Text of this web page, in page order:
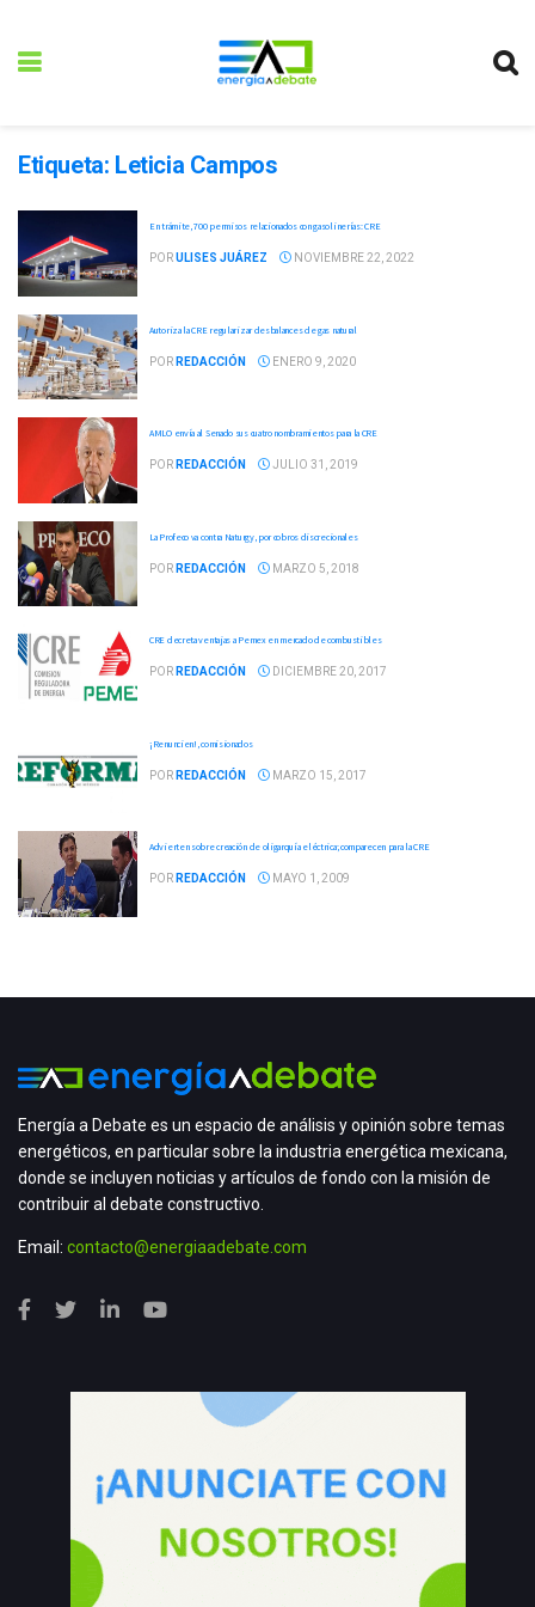
Etiqueta: Leticia Campos
En trámite, 700 permisos relacionados con gasolinerías: CRE
PORULISES JUÁREZ NOVIEMBRE 22, 2022
Autoriza la CRE regularizar desbalances de gas natural
POR REDACCIÓN ENERO 9, 2020
AMLO envía al Senado sus cuatro nombramientos para la CRE
POR REDACCIÓN JULIO 31, 2019
La Profeco va contra Naturgy, por cobros discrecionales
POR REDACCIÓN MARZO 5, 2018
CRE decreta ventajas a Pemex en mercado de combustibles
POR REDACCIÓN DICIEMBRE 20, 2017
¡Renuncien!, comisionados
POR REDACCIÓN MARZO 15, 2017
Advierten sobre creación de oligarquía eléctrica; comparecen para la CRE
POR REDACCIÓN MAYO 1, 2009
Energía a Debate es un espacio de análisis y opinión sobre temas
energéticos, en particular sobre la industria energética mexicana,
donde se incluyen noticias y artículos de fondo con la misión de
contribuir al debate constructivo.
Email: contacto@energiaadebate.com